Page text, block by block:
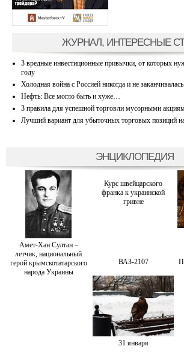
ЖУРНАЛ, ИНТЕРЕСНЫЕ
3 вредные инвестиционные привычки, от которых
году
Холодная война с Россией никогда и не заканчивалась
Нефть: Все могло быть и хуже…
3 правила для успешной торговли мусорными
Лучший вариант для убыточных торговых позиций
ЭНЦИКЛОПЕДИЯ
Амет-Хан Султан –
летчик, национальный
герой крымскотатарского
народа Украины
Курс швейцарского
франка к украинской
гривне
ВАЗ-2107
31 января